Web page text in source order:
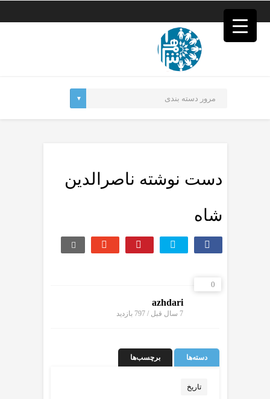
‏دست نوشته ناصرالدین
شاه
0
azhdari
7 سال قبل / 797 بازدید
دسته‌ها برچسب‌ها
تاریخ